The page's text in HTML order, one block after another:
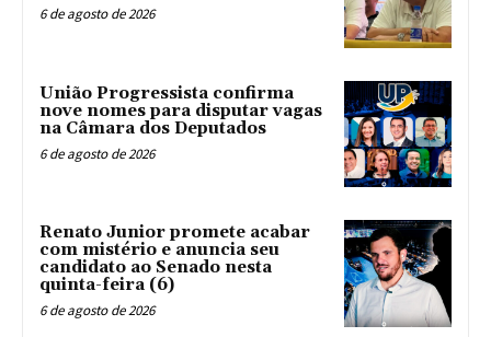
6 de agosto de 2026
União Progressista confirma
nove nomes para disputar vagas
na Câmara dos Deputados
6 de agosto de 2026
Renato Junior promete acabar
com mistério e anuncia seu
candidato ao Senado nesta
quinta-feira (6)
6 de agosto de 2026